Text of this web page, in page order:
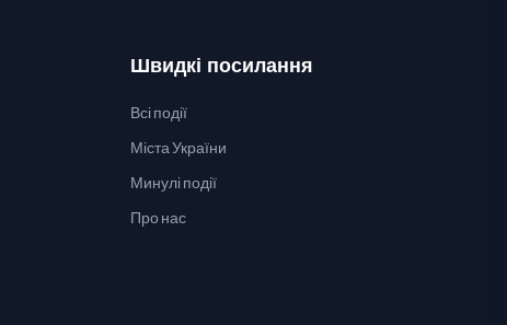
Швидкі посилання
Всі події
Міста України
Минулі події
Про нас